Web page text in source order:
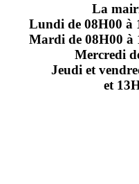
La
Lundi de 08H00 à
Mardi de 08H00 à
Mercredi
Jeudi et
et